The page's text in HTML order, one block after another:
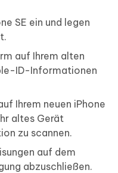
SE ein und legen
auf Ihrem alten
ID-Informationen
Ihrem neuen iPhone
altes Gerät
zu scannen.
auf dem
abzuschließen.